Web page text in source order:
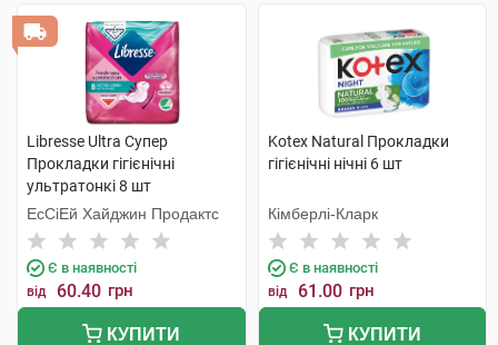
Libresse Ultra Супер
Прокладки гігієнічні
ультратонкі 8 шт
ЕсСіЕй Хайджин Продактс
Є в наявності
від 60.40 грн
КУПИТИ
Kotex Natural Прокладки
гігієнічні нічні 6 шт
Кімберлі-Кларк
Є в наявності
від 61.00 грн
КУПИТИ